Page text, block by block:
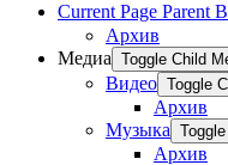
Current Page Parent
Архив
Медиа Toggle Child
Видео Toggle
Архив
Музыка
Архив